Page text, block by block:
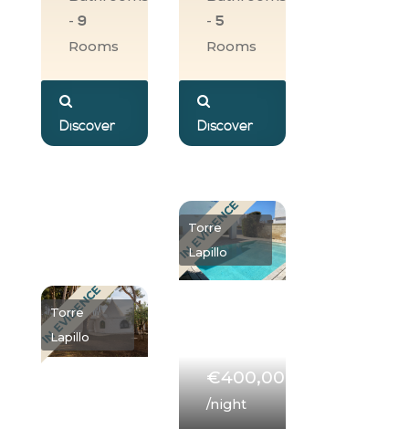
- 9
Rooms
Discover
- 5
Rooms
Discover
IN EVIDENCE
Torre
Lapillo
IN EVIDENCE
Torre
Lapillo
€400,00
/night